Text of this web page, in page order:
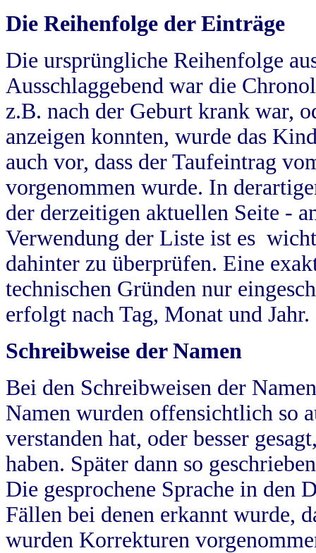
Die Reihenfolge der Einträge
Die ursprüngliche Reihenfolge
Ausschlaggebend war die
z.B. nach der Geburt krank war,
anzeigen konnten, wurde das
auch vor, dass der Taufeintrag
vorgenommen wurde. In
der derzeitigen aktuellen Seite -
Verwendung der Liste ist es
dahinter zu überprüfen. Eine
technischen Gründen nur
erfolgt nach Tag, Monat und Jahr.
Schreibweise der Namen
Bei den Schreibweisen der
Namen wurden offensichtlich so
verstanden hat, oder besser
haben. Später dann so
Die gesprochene Sprache in
Fällen bei denen erkannt wurde,
wurden Korrekturen